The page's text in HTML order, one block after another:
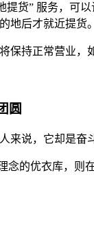
提货” 服务，可
地后才就近提货。
保持正常营业，
圆
来说，它却是奋
念的优衣库，